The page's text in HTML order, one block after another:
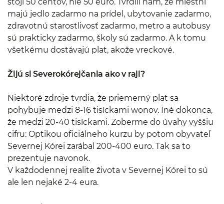
majú jedlo zadarmo na prídel, ubytovanie zadarmo,
zdravotnú starostlivosť zadarmo, metro a autobusy
sú prakticky zadarmo, školy sú zadarmo. A k tomu
všetkému dostávajú plat, akože vreckové.
Žijú si Severokórejčania ako v raji?
Niektoré zdroje tvrdia, že priemerný plat sa
pohybuje medzi 8-16 tisíckami wonov. Iné dokonca,
že medzi 20-40 tisíckami. Zoberme do úvahy vyššiu
cifru: Optikou oficiálneho kurzu by potom obyvateľ
Severnej Kórei zarábal 200-400 euro. Tak sa to
prezentuje navonok.
V každodennej realite života v Severnej Kórei to sú
ale len nejaké 2-4 eura.